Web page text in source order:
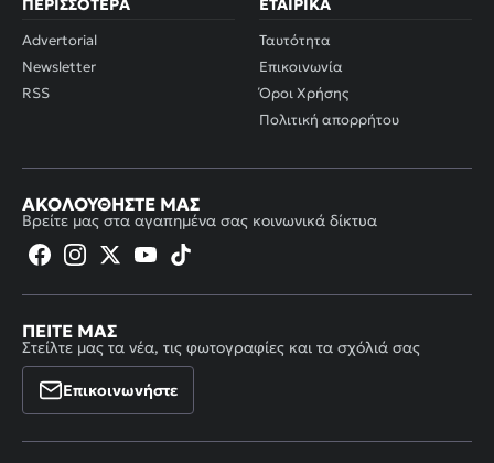
ΠΕΡΙΣΣΌΤΕΡΑ
Advertorial
Newsletter
RSS
ΕΤΑΙΡΙΚΆ
Ταυτότητα
Επικοινωνία
Όροι Χρήσης
Πολιτική απορρήτου
ΑΚΟΛΟΥΘΉΣΤΕ ΜΑΣ
Βρείτε μας στα αγαπημένα σας κοινωνικά δίκτυα
ΠΕΊΤΕ ΜΑΣ
Στείλτε μας τα νέα, τις φωτογραφίες και τα σχόλιά σας
Επικοινωνήστε